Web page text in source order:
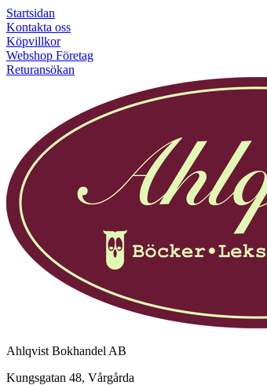
Startsidan
Kontakta oss
Köpvillkor
Webshop Företag
Returansökan
Ahlqvist Bokhandel AB
Kungsgatan 48, Vårgårda